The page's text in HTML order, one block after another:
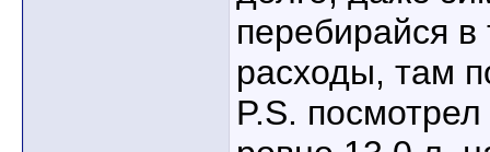
перебирайся
расходы, там
P.S.